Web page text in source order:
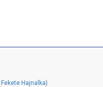
Fekete Hajnalka)